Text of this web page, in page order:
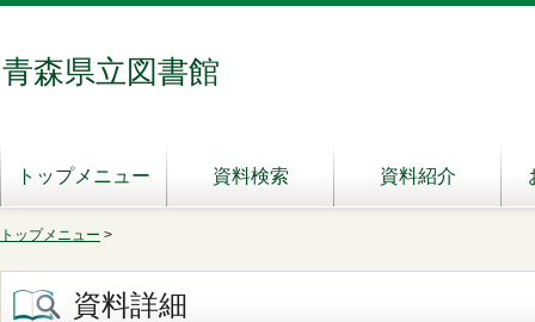
青森県立図書館
トップメニュー 資料検索 資料紹介
トップメニュー >
資料詳細